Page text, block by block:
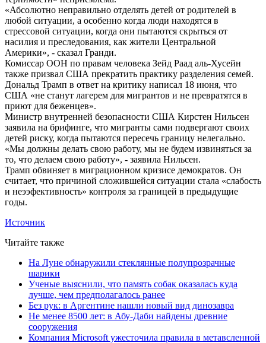
«Абсолютно неправильно отделять детей от родителей в
любой ситуации, а особенно когда люди находятся в
стрессовой ситуации, когда они пытаются скрыться от
насилия и преследования, как жители Центральной
Америки», - сказал Гранди.
Комиссар ООН по правам человека Зейд Раад аль-Хусейн
также призвал США прекратить практику разделения семей.
Дональд Трамп в ответ на критику написал 18 июня, что
США «не станут лагерем для мигрантов и не превратятся в
приют для беженцев».
Министр внутренней безопасности США Кирстен Нильсен
заявила на брифинге, что мигранты сами подвергают своих
детей риску, когда пытаются пересечь границу нелегально.
«Мы должны делать свою работу, мы не будем извиняться за
то, что делаем свою работу», - заявила Нильсен.
Трамп обвиняет в миграционном кризисе демократов. Он
считает, что причиной сложившейся ситуации стала «слабость
и неээфективность» контроля за границей в предыдущие
годы.
Источник
Читайте также
На Луне обнаружили стеклянные полупрозрачные
шарики
Ученые выяснили, что память собак оказалась куда
лучше, чем предполагалось ранее
Без рук: в Аргентине нашли новый вид динозавра
Не менее 8500 лет: в Абу-Даби найдены древние
сооружения
Компания Microsoft ужесточила правила в метавсленной